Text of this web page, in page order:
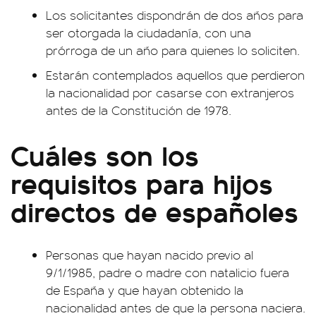
Los solicitantes dispondrán de dos años para
ser otorgada la ciudadanía, con una
prórroga de un año para quienes lo soliciten.
Estarán contemplados aquellos que perdieron
la nacionalidad por casarse con extranjeros
antes de la Constitución de 1978.
Cuáles son los
requisitos para hijos
directos de españoles
Personas que hayan nacido previo al
9/1/1985, padre o madre con natalicio fuera
de España y que hayan obtenido la
nacionalidad antes de que la persona naciera.